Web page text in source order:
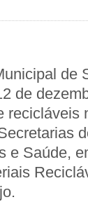
de
de
recicláveis
e Saúde,